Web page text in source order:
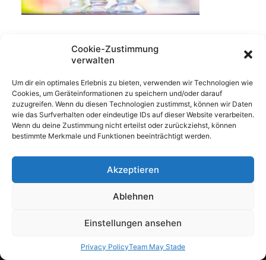
Cookie-Zustimmung
verwalten
Um dir ein optimales Erlebnis zu bieten, verwenden wir Technologien wie
Cookies, um Geräteinformationen zu speichern und/oder darauf
zuzugreifen. Wenn du diesen Technologien zustimmst, können wir Daten
wie das Surfverhalten oder eindeutige IDs auf dieser Website verarbeiten.
Wenn du deine Zustimmung nicht erteilst oder zurückziehst, können
bestimmte Merkmale und Funktionen beeinträchtigt werden.
Akzeptieren
Ablehnen
Einstellungen ansehen
Privacy PolicyTeam May Stade